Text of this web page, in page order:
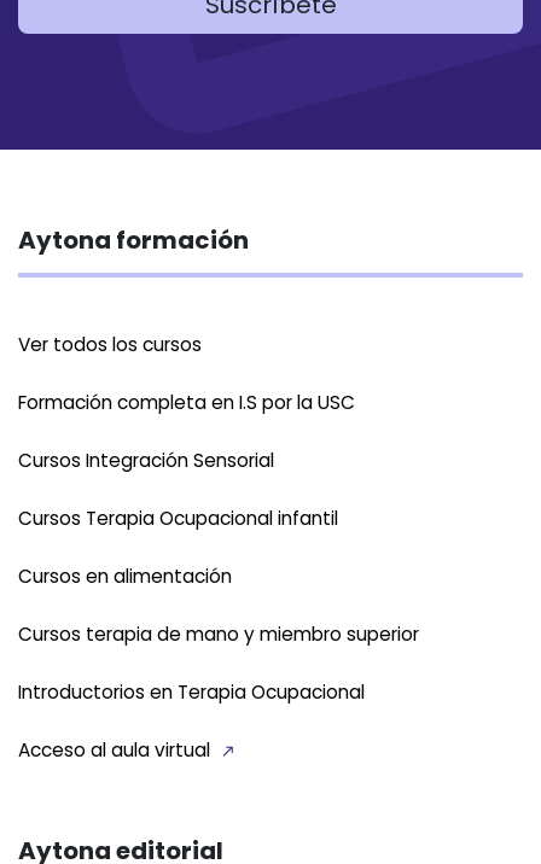
Aytona formación
Ver todos los cursos
Formación completa en I.S por la USC
Cursos Integración Sensorial
Cursos Terapia Ocupacional infantil
Cursos en alimentación
Cursos terapia de mano y miembro superior
Introductorios en Terapia Ocupacional
Acceso al aula virtual
Aytona editorial